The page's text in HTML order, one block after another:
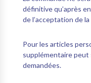
définitive qu’après
de l’acceptation de
Pour les articles
supplémentaire peut
demandées.